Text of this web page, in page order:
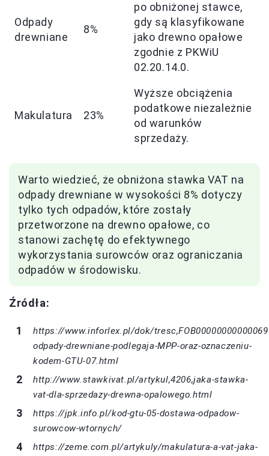
Odpady
drewniane
8%
po obniżonej stawce,
gdy są klasyfikowane
jako drewno opałowe
zgodnie z PKWiU
02.20.14.0.
Makulatura 23%
Wyższe obciążenia
podatkowe niezależnie
od warunków
sprzedaży.
Warto wiedzieć, że obniżona stawka VAT na
odpady drewniane w wysokości 8% dotyczy
tylko tych odpadów, które zostały
przetworzone na drewno opałowe, co
stanowi zachętę do efektywnego
wykorzystania surowców oraz ograniczania
odpadów w środowisku.
Źródła:
https://www.inforlex.pl/dok/
odpady-drewniane-podlegaja-MPP-oraz-oznaczeniu-
kodem-GTU-07.html
http://www.stawkivat.pl/artykul,4206,jaka-stawka-
vat-dla-sprzedazy-drewna-opalowego.html
https://jpk.info.pl/kod-gtu-05-dostawa-odpadow-
surowcow-wtornych/
https://zeme.com.pl/artykuly/makulatura-a-vat-jaka-